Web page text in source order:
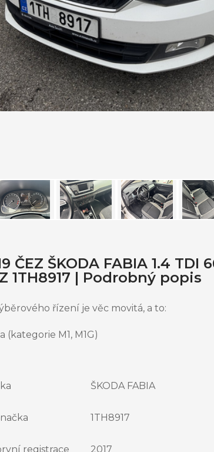
ČEZ ŠKODA FABIA 1.4
1TH8917 | Podrobný popis
řízení je věc movitá, a to:
(kategorie M1, M1G)
ŠKODA FABIA
1TH8917
registrace 2017